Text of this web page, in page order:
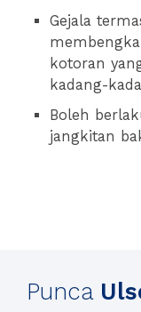
Gejala
kotoran
kadang-
Boleh
jangkitan
Punca